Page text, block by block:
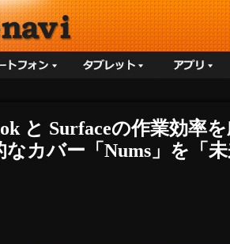
と Surfaceの作業効率
なカバー「Nums」を「